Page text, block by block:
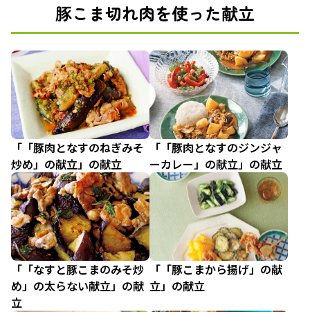
豚こま切れ肉を使った献立
「「豚肉となすのねぎみそ
炒め」の献立」の献立
「「豚肉となすのジンジャ
ーカレー」の献立」の献立
「「なすと豚こまのみそ炒
め」の太らない献立」の献
立
「「豚こまから揚げ」の献
立」の献立